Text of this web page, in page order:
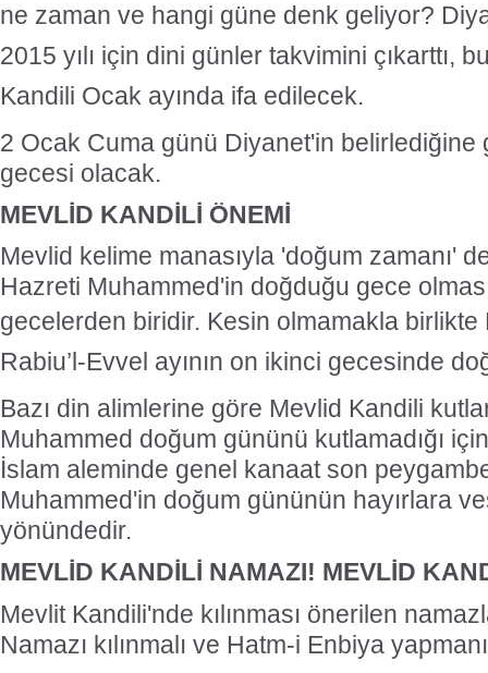
ne zaman ve hangi güne denk geliyor?
2015 yılı için dini günler takvimini çıkarttı,
Kandili Ocak ayında ifa edilecek.
2 Ocak Cuma günü Diyanet'in belirlediğine
gecesi olacak.
MEVLİD KANDİLİ ÖNEMİ
Mevlid kelime manasıyla 'doğum zamanı'
Hazreti Muhammed'in doğduğu gece
gecelerden biridir. Kesin olmamakla
Rabiu’l-Evvel ayının on ikinci gecesinde
Bazı din alimlerine göre Mevlid Kandili
Muhammed doğum gününü kutlamadığı
İslam aleminde genel kanaat son
Muhammed'in doğum gününün hayırlara
yönündedir.
MEVLİD KANDİLİ NAMAZI! MEVLİD
Mevlit Kandili'nde kılınması önerilen
Namazı kılınmalı ve Hatm-i Enbiya